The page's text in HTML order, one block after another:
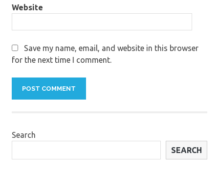
Website
Save my name, email, and website in this browser
for the next time I comment.
Search
SEARCH